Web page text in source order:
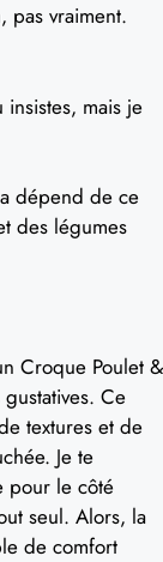
pas vraiment.
insistes, mais je
dépend de ce
des légumes
Croque Poulet &
Ce
textures et de
Je te
pour le côté
seul. Alors, la
de comfort